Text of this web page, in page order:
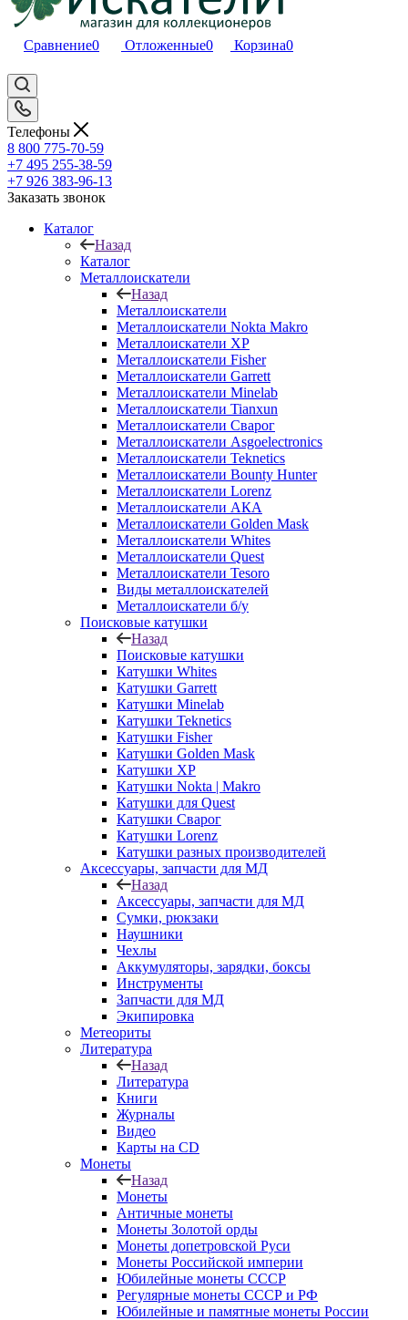
Сравнение0 Отложенные0 Корзина0
Телефоны
8 800 775-70-59
+7 495 255-38-59
+7 926 383-96-13
Заказать звонок
Каталог
Назад
Каталог
Металлоискатели
Назад
Металлоискатели
Металлоискатели Nokta Makro
Металлоискатели XP
Металлоискатели Fisher
Металлоискатели Garrett
Металлоискатели Minelab
Металлоискатели Tianxun
Металлоискатели Сварог
Металлоискатели Asgoelectronics
Металлоискатели Teknetics
Металлоискатели Bounty Hunter
Металлоискатели Lorenz
Металлоискатели АКА
Металлоискатели Golden Mask
Металлоискатели Whites
Металлоискатели Quest
Металлоискатели Tesoro
Виды металлоискателей
Металлоискатели б/у
Поисковые катушки
Назад
Поисковые катушки
Катушки Whites
Катушки Garrett
Катушки Minelab
Катушки Teknetics
Катушки Fisher
Катушки Golden Mask
Катушки XP
Катушки Nokta | Makro
Катушки для Quest
Катушки Сварог
Катушки Lorenz
Катушки разных производителей
Аксессуары, запчасти для МД
Назад
Аксессуары, запчасти для МД
Сумки, рюкзаки
Наушники
Чехлы
Аккумуляторы, зарядки, боксы
Инструменты
Запчасти для МД
Экипировка
Метеориты
Литература
Назад
Литература
Книги
Журналы
Видео
Карты на CD
Монеты
Назад
Монеты
Античные монеты
Монеты Золотой орды
Монеты допетровской Руси
Монеты Российской империи
Юбилейные монеты СССР
Регулярные монеты СССР и РФ
Юбилейные и памятные монеты России